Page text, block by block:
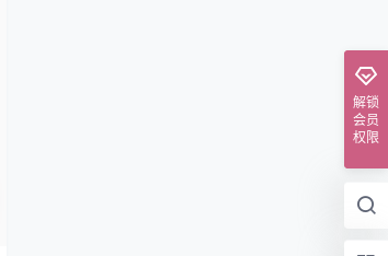
解锁
会员
权限